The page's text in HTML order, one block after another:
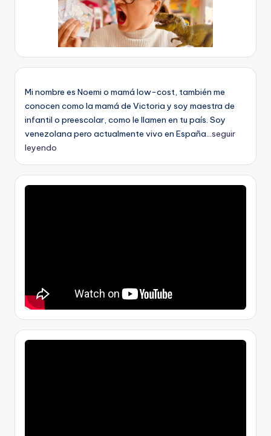
Mi nombre es Noemi o mamá low-cost, también me
conocen como la mamá de Victoria y soy maestra de
infantil o preescolar, como le llamen en tu país. Soy
venezolana pero actualmente vivo en España...seguir
leyendo